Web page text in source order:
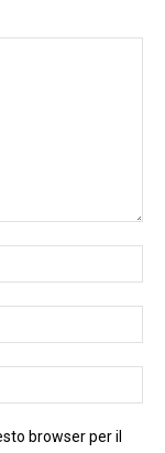
browser per il